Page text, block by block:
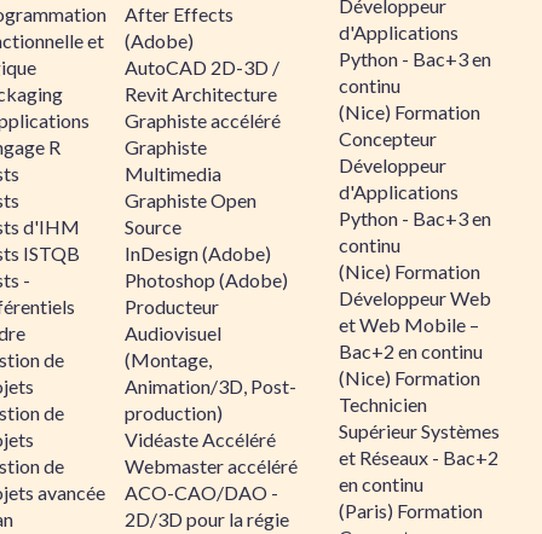
et
R
d'IHM
ISTQB
-
de
de
de
avancée
After Effects
(Adobe)
AutoCAD 2D-3D /
Revit Architecture
Graphiste accéléré
Graphiste
Multimedia
Graphiste Open
Source
InDesign (Adobe)
Photoshop (Adobe)
Producteur
Audiovisuel
(Montage,
Animation/3D, Post-
production)
Vidéaste Accéléré
Webmaster accéléré
ACO-CAO/DAO -
2D/3D pour la régie
Développeur
d'Applications
Python - Bac+3 en
continu
(Nice) Formation
Concepteur
Développeur
d'Applications
Python - Bac+3 en
continu
(Nice) Formation
Développeur Web
et Web Mobile –
Bac+2 en continu
(Nice) Formation
Technicien
Supérieur Systèmes
et Réseaux - Bac+2
en continu
(Paris) Formation